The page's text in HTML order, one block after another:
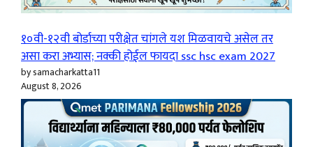
१०वी-१२वी बोर्डाच्या परीक्षेत चांगले यश मिळवायचे असेल तर
असा करा अभ्यास; नक्की होईल फायदा ssc hsc exam 2027
by samacharkatta11
August 8, 2026